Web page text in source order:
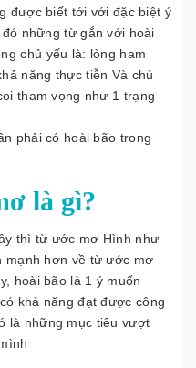
được biết tới với đặc biệt ý
những từ gắn với hoài
chủ yếu là: lòng ham
năng thực tiễn Và chủ
tham vọng như 1 trạng
phải có hoài bão trong
là gì?
thì từ ước mơ Hình như
mạnh hơn về từ ước mơ
hoài bão là 1 ý muốn
khả năng đạt được công
là những mục tiêu vượt